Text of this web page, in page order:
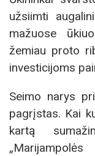
užsiimti
mažuose
žemiau proto
investicijoms
Seimo narys
pagrįstas. Kai
kartą